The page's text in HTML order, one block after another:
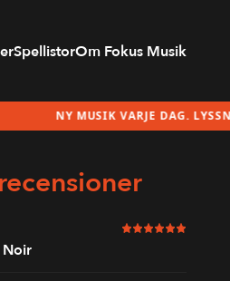
SpellistorOm Fokus Musik
NY MUSIK VARJE DAG. LYSSNA PÅ
6 av 6 i betyg
Noir